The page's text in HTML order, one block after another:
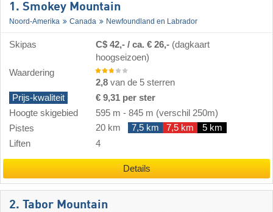
1. Smokey Mountain
Noord-Amerika Canada Newfoundland en Labrador
Skipas C$ 42,- / ca. € 26,- (dagkaart
hoogseizoen)
Waardering
2,8 van de 5 sterren
Prijs-kwaliteit
€ 9,31 per ster
Hoogte skigebied
595 m - 845 m (verschil 250m)
Pistes
20 km 7,5 km 7,5 km
5 km
Liften
4
Details
2. Tabor Mountain